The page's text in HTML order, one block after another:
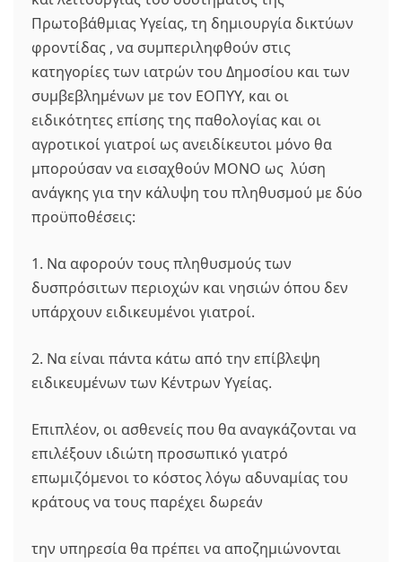
Πρωτοβάθμιας Υγείας, τη δημιουργία δικτύων
φροντίδας , να συμπεριληφθούν στις
κατηγορίες των ιατρών του Δημοσίου και των
συμβεβλημένων με τον ΕΟΠΥΥ, και οι
ειδικότητες επίσης της παθολογίας και οι
αγροτικοί γιατροί ως ανειδίκευτοι μόνο θα
μπορούσαν να εισαχθούν ΜΟΝΟ ως λύση
ανάγκης για την κάλυψη του πληθυσμού με δύο
προϋποθέσεις:
1. Να αφορούν τους πληθυσμούς των
δυσπρόσιτων περιοχών και νησιών όπου δεν
υπάρχουν ειδικευμένοι γιατροί.
2. Να είναι πάντα κάτω από την επίβλεψη
ειδικευμένων των Κέντρων Υγείας.
Επιπλέον, οι ασθενείς που θα αναγκάζονται να
επιλέξουν ιδιώτη προσωπικό γιατρό
επωμιζόμενοι το κόστος λόγω αδυναμίας του
κράτους να τους παρέχει δωρεάν
την υπηρεσία θα πρέπει να αποζημιώνονται